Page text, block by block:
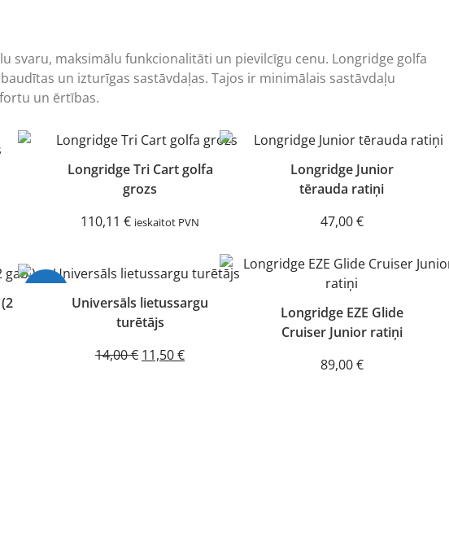
maksimālu funkcionalitāti un pievilcīgu cenu. Longridge golfa
un izturīgas sastāvdaļas. Tajos ir minimālais sastāvdaļu
un ērtības.
Longridge Tri Cart golfa
grozs
110,11 € ieskaitot PVN
Longridge Junior
tērauda ratiņi
47,00€
Universāls lietussargu
turētājs
14,00€ Original
11,50€Current
Longridge EZE Glide
Cruiser Junior ratiņi
89,00€